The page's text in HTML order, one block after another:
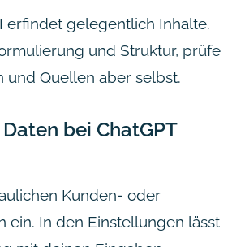
erfindet gelegentlich Inhalte.
und Struktur, prüfe
und Quellen aber selbst.
bei ChatGPT
Kunden- oder
ein. In den Einstellungen lässt